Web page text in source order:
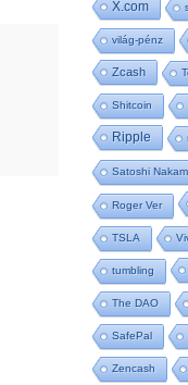
X.com
világ-pénz
Zcash
Shitcoin
Ripple
Satoshi
Roger Ver
TSLA
tumbling
The DAO
SafePal
Zencash